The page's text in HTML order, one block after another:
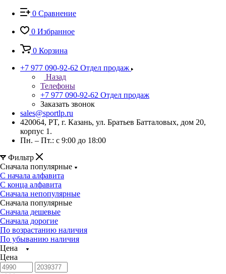
0 Сравнение
0 Избранное
0 Корзина
+7 977 090-92-62 Отдел продаж
Назад
Телефоны
+7 977 090-92-62 Отдел продаж
Заказать звонок
sales@sportlp.ru
420064, PT, г. Казань, ул. Братьев Батталовых, дом 20,
корпус 1.
Пн. – Пт.: с 9:00 до 18:00
Фильтр
Сначала популярные
С начала алфавита
С конца алфавита
Сначала непопулярные
Сначала популярные
Сначала дешевые
Сначала дорогие
По возрастанию наличия
По убыванию наличия
Цена
Цена